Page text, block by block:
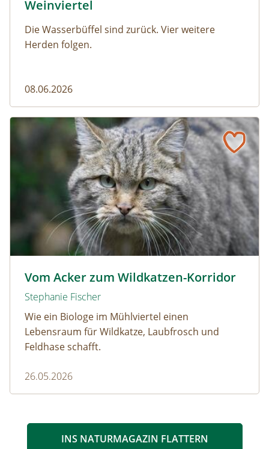
Weinviertel
Die Wasserbüffel sind zurück. Vier weitere
Herden folgen.
08.06.2026
Vom Acker zum Wildkatzen-Korridor
Stephanie Fischer
Wie ein Biologe im Mühlviertel einen
Lebensraum für Wildkatze, Laubfrosch und
Feldhase schafft.
26.05.2026
Vom Acker zum Wildkatzen-Korridor
INS NATURMAGAZIN FLATTERN